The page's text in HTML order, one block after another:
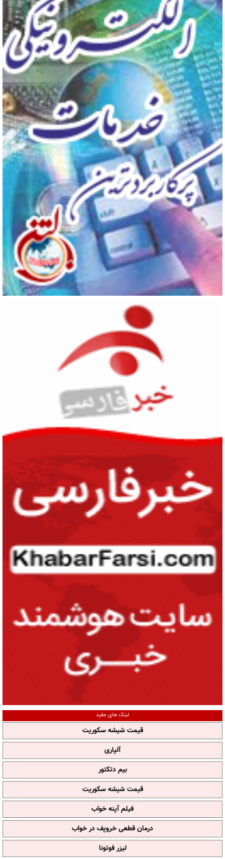
لینک های مفید
قیمت شیشه سکوریت
آلپاری
بیم دتکتور
قیمت شیشه سکوریت
فیلم آپنه خواب
درمان قطعی خروپف در خواب
لیزر فوتونا